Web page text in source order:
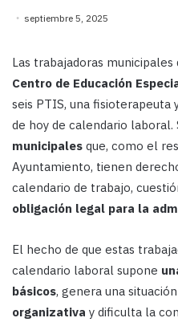
septiembre 5, 2025
Las trabajadoras
Centro de Educación
seis PTIS, una
de hoy de calendario laboral.
municipales que, como el
Ayuntamiento, tienen
calendario de trabajo,
obligación legal para la
El hecho de que estas
calendario laboral supone
básicos, genera una
organizativa y dificulta la